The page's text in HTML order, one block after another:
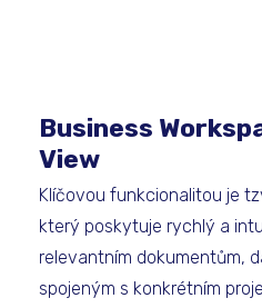
Business
View
Klíčovou funkcionalitou je
který poskytuje rychlý a
relevantním dokumentům,
spojeným s konkrétním